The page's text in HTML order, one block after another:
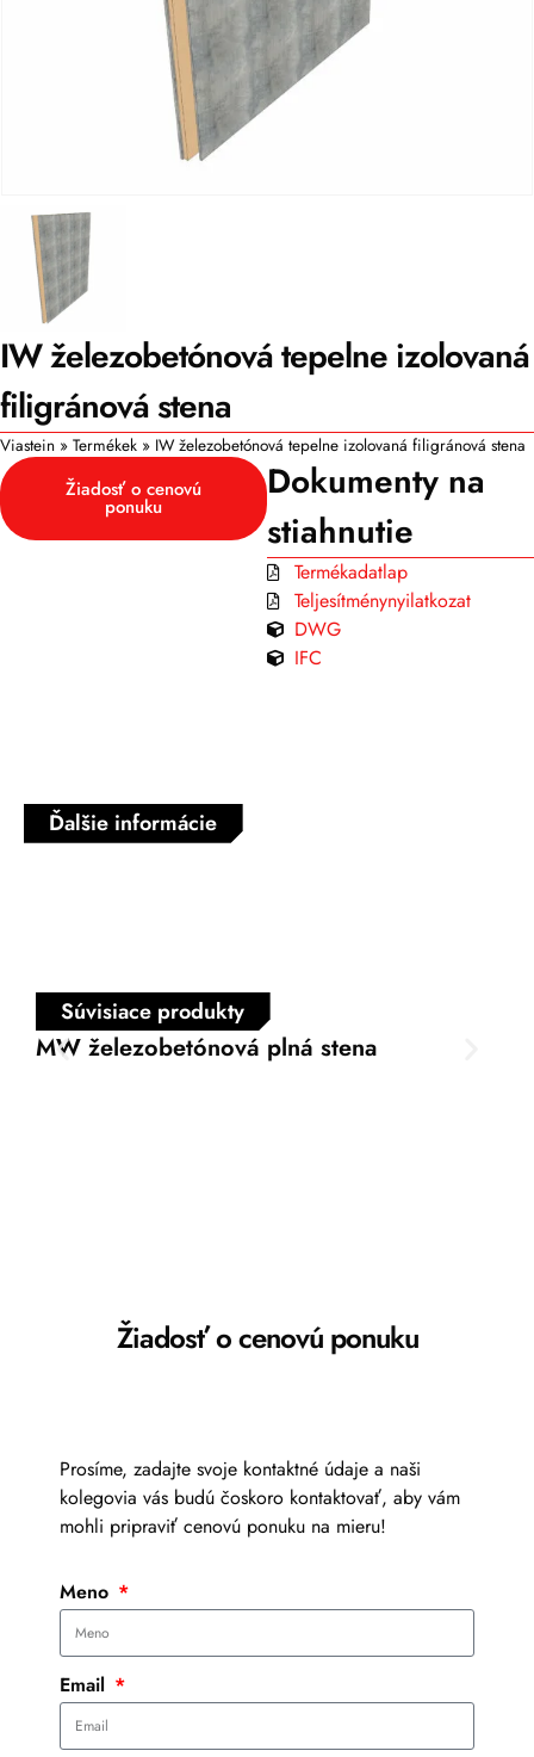
IW železobetónová tepelne izolovaná
filigránová stena
Viastein » Termékek » IW železobetónová tepelne izolovaná filigránová stena
Žiadosť o cenovú
ponuku
Dokumenty na
stiahnutie
Termékadatlap
Teljesítménynyilatkozat
DWG
IFC
Ďalšie informácie
Súvisiace produkty
MW železobetónová plná stena
Žiadosť o cenovú ponuku
Prosíme, zadajte svoje kontaktné údaje a naši
kolegovia vás budú čoskoro kontaktovať, aby vám
mohli pripraviť cenovú ponuku na mieru!
Meno
Email